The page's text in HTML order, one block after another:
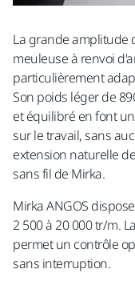
La grande amplitude
meuleuse à renvoi
particulièrement
Son poids léger de
et équilibré en font
sur le travail, sans
extension naturelle
sans fil de Mirka.
Mirka ANGOS
2 500 à 20 000 tr/m.
permet un contrôle
sans interruption.